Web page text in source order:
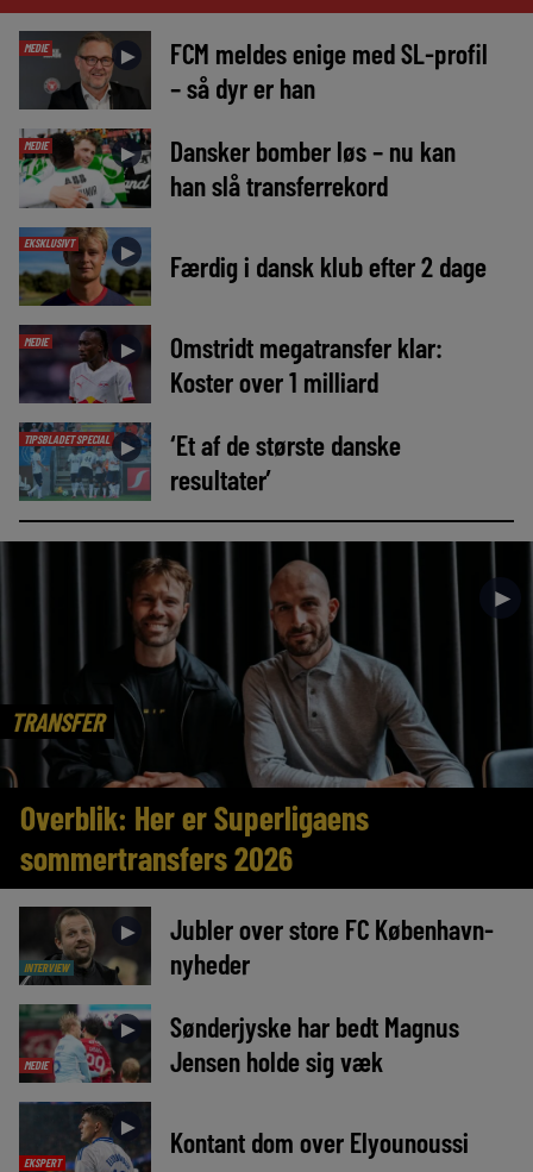
MEDIE ►
FCM meldes enige med SL-profil
– så dyr er han
MEDIE ►
Dansker bomber løs – nu kan
han slå transferrekord
EKSKLUSIVT ► Færdig i dansk klub efter 2 dage
MEDIE ►
Omstridt megatransfer klar:
Koster over 1 milliard
TIPSBLADET SPECIAL ►
‘Et af de største danske
resultater’
TRANSFER
►
Overblik: Her er Superligaens
sommertransfers 2026
INTERVIEW
►
Jubler over store FC København-
nyheder
MEDIE
►
Sønderjyske har bedt Magnus
Jensen holde sig væk
EKSPERT
► Kontant dom over Elyounoussi